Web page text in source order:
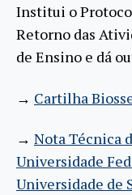
Institui o
Retorno das
de Ensino e dá
→ Cartilha
→ Nota Técnica
Universidade
Universidade de